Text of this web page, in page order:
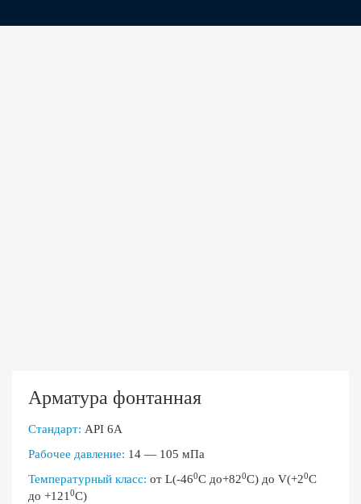
Арматура фонтанная
Стандарт: API 6A
Рабочее давление: 14 — 105 мПа
Температурный класс: от L(-460С до+820С) до V(+20С
до +1210С)